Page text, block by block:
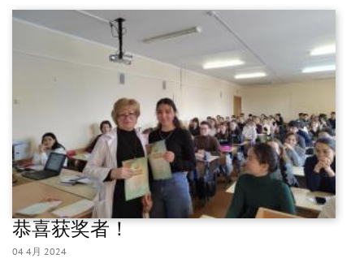
恭喜获奖者！
04 4月 2024